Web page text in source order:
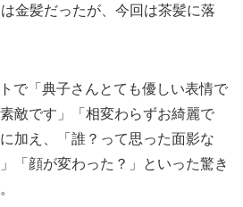
金髪だったが、今回は茶髪に落
で「典子さんとても優しい表情で
敵です」「相変わらずお綺麗で
加え、「誰？って思った面影な
「顔が変わった？」といった驚き